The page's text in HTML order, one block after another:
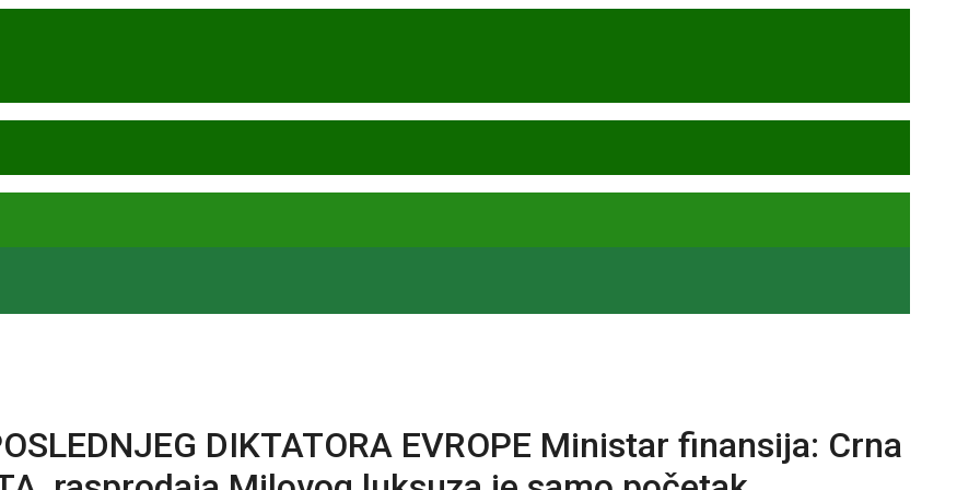
DIKTATORA EVROPE Ministar finansija: Crna